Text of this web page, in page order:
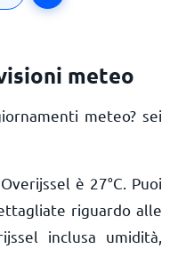
meteo
meteo? sei
è 27°C . Puoi
riguardo alle
inclusa umidità,